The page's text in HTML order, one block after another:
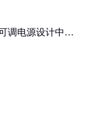
调电源设计中的